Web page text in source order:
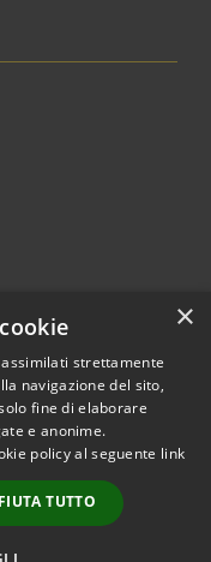
© 2026 • Comune di
Municipium
Accesso
redazione
×
strettamente
navigazione del sito,
fine di elaborare
e anonime.
policy al seguente link
TUTTO